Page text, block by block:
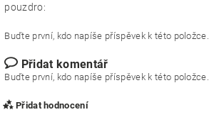
pouzdro:
Buďte první, kdo napíše příspěvek k této položce.
Přidat komentář
Buďte první, kdo napíše příspěvek k této položce.
Přidat hodnocení